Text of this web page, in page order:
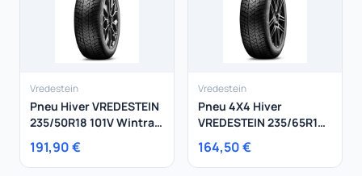
Vredestein
Pneu Hiver VREDESTEIN
235/50R18 101V Wintrac
Pro+ XL
191,90 €
Vredestein
Pneu 4X4 Hiver
VREDESTEIN 235/65R18
110H Wintrac Pro XL
164,50 €